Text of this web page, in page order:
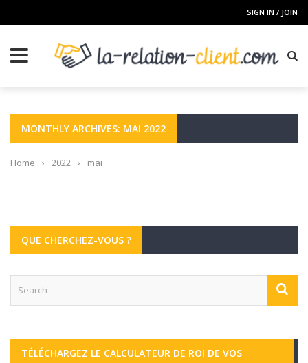
SIGN IN / JOIN
MONTHLY ARCHIVES: MAI 2022
Home › 2022 › mai
QUE CHERCHEZ-VOUS ?
TÉLÉCHARGEZ LE CALCULATEUR DE ROI DE VOS